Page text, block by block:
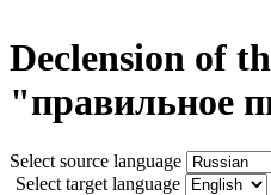
Declension of
"правильное
Select source language
Select target language